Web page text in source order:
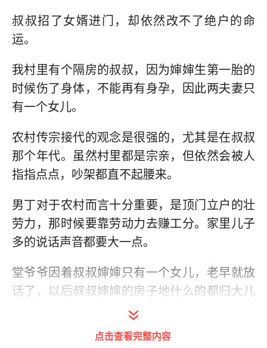
叔叔招了女婿进门，却依然改不了绝户的命
运。
我村里有个隔房的叔叔，因为婶婶生第一胎的
时候伤了身体，不能再有身孕，因此两夫妻只
有一个女儿。
农村传宗接代的观念是很强的，尤其是在叔叔
那个年代。虽然村里都是宗亲，但依然会被人
指指点点，吵架都直不起腰来。
男丁对于农村而言十分重要，是顶门立户的壮
劳力，那时候要靠劳动力去赚工分。家里儿子
多的说话声音都要大一点。
堂爷爷因着叔叔婶婶只有一个女儿，老早就放
话了，以后叔叔婶婶的房子地什么的都归大儿
妯娌言语之间也很直接的流露出这种想法。
点击查看完整内容